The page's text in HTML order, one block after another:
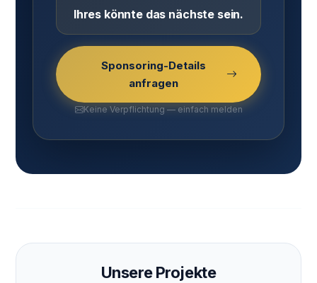
Ihres könnte das nächste sein.
Sponsoring-Details
anfragen
Keine Verpflichtung — einfach melden
Unsere Projekte